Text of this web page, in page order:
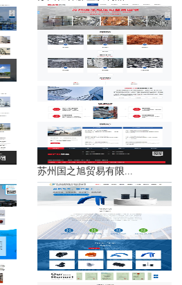
苏州国之旭贸易有限...